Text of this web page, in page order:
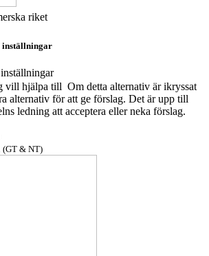
riket
inställningar
vill hjälpa till Om detta alternativ är ikryssat
alternativ för att ge förslag. Det är upp till
ledning att acceptera eller neka förslag.
(GT & NT)